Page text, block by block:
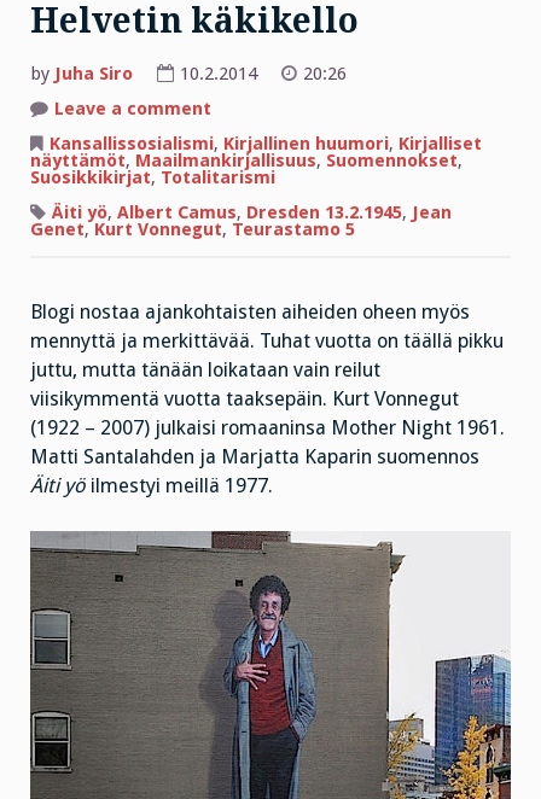
Helvetin käkikello
by Juha Siro 10.2.2014
20:26
Leave a comment
käkikello
Kansallissosialismi, Kirjallinen huumori, Kirjalliset
näyttämöt, Maailmankirjallisuus, Suomennokset,
Suosikkikirjat, Totalitarismi
Äiti yö, Albert Camus, Dresden 13.2.1945, Jean
Genet,Kurt Vonnegut, Teurastamo 5
Blogi nostaa ajankohtaisten aiheiden oheen myös
mennyttä ja merkittävää. Tuhat vuotta on täällä pikku
juttu, mutta tänään loikataan vain reilut
viisikymmentä vuotta taaksepäin. Kurt Vonnegut
(1922 – 2007) julkaisi romaaninsa Mother Night 1961.
Matti Santalahden ja Marjatta Kaparin suomennos
Äiti yö ilmestyi meillä 1977.